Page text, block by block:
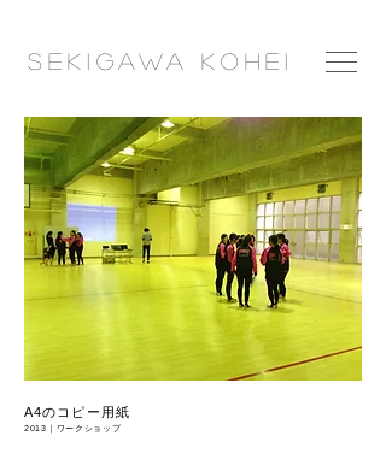
​Seki gawa Ko hei
A4のコピー用紙
2013｜ワークショップ